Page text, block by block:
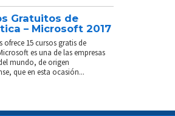
Gratuitos de
– Microsoft 2017
ofrece 15 cursos gratis de
es una de las empresas
mundo, de origen
que en esta ocasión...